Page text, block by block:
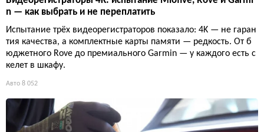
n — как выбрать и не переплатить
Испытание трёх видеорегистраторов показало: 4K — не гаран
тия качества, а комплектные карты памяти — редкость. От б
юджетного Rove до премиального Garmin — у каждого есть с
келет в шкафу.
Авто 8 052